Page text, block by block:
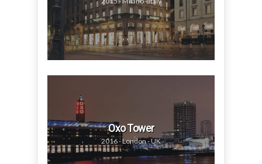
Oxo Tower
2016 - London - UK